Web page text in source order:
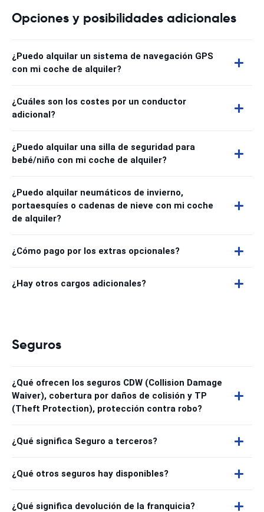
Opciones y posibilidades adicionales
¿Puedo alquilar un sistema de navegación GPS
con mi coche de alquiler?
¿Cuáles son los costes por un conductor
adicional?
¿Puedo alquilar una silla de seguridad para
bebé/niño con mi coche de alquiler?
¿Puedo alquilar neumáticos de invierno,
portaesquíes o cadenas de nieve con mi coche
de alquiler?
¿Cómo pago por los extras opcionales?
¿Hay otros cargos adicionales?
Seguros
¿Qué ofrecen los seguros CDW (Collision Damage
Waiver), cobertura por daños de colisión y TP
(Theft Protection), protección contra robo?
¿Qué significa Seguro a terceros?
¿Qué otros seguros hay disponibles?
¿Qué significa devolución de la franquicia?